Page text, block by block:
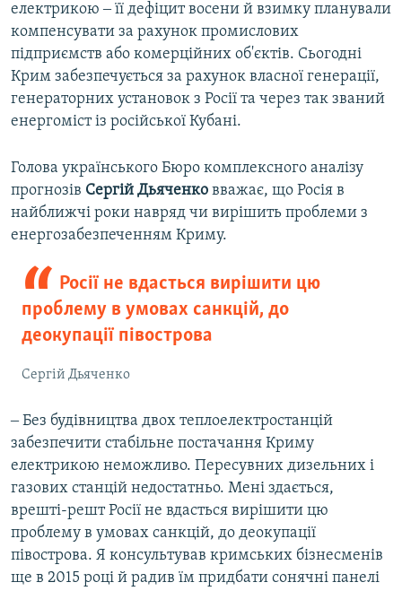
електрикою ‒ її дефіцит восени й взимку планували
компенсувати за рахунок промислових
підприємств або комерційних об'єктів. Сьогодні
Крим забезпечується за рахунок власної генерації,
генераторних установок з Росії та через так званий
енергоміст із російської Кубані.
Голова українського Бюро комплексного аналізу
прогнозів Сергій Дьяченко вважає, що Росія в
найближчі роки навряд чи вирішить проблеми з
енергозабезпеченням Криму.
Росії не вдасться вирішити цю
проблему в умовах санкцій, до
деокупації півострова
Сергій Дьяченко
‒ Без будівництва двох теплоелектростанцій
забезпечити стабільне постачання Криму
електрикою неможливо. Пересувних дизельних і
газових станцій недостатньо. Мені здається,
врешті-решт Росії не вдасться вирішити цю
проблему в умовах санкцій, до деокупації
півострова. Я консультував кримських бізнесменів
ще в 2015 році й радив їм придбати сонячні панелі